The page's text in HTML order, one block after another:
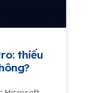
thiếu